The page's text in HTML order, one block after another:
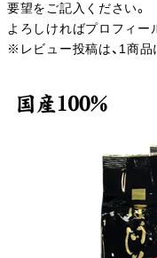
要望をご記入ください。
よろしければプロフィー
※レビュー投稿は、1商品